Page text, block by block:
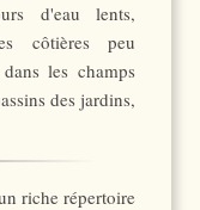
d'eau lents,
côtières peu
les champs
des jardins,
riche répertoire